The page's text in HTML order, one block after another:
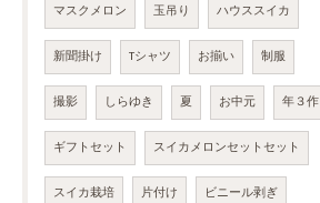
マスクメロン 玉吊り ハウススイカ
新聞掛け Tシャツ お揃い 制服
撮影 しらゆき 夏 お中元 年３作
ギフトセット スイカメロンセットセット
スイカ栽培 片付け ビニール剥ぎ